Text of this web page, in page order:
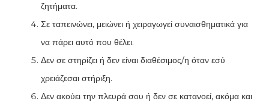
ζητήματα.
Σε ταπεινώνει, μειώνει ή χειραγωγεί συναισθηματικά για
να πάρει αυτό που θέλει.
Δεν σε στηρίζει ή δεν είναι διαθέσιμος/η όταν εσύ
χρειάζεσαι στήριξη.
Δεν ακούει την πλευρά σου ή δεν σε κατανοεί, ακόμα και